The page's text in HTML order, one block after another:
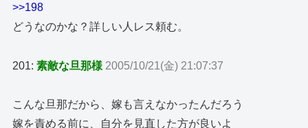
>>198
どうなのかな？詳しい人レス頼む。
201:素敵な旦那様 2005/10/21(金) 21:07:37
こんな旦那だから、嫁も言えなかったんだろう
嫁を責める前に、自分を見直した方が良いよ